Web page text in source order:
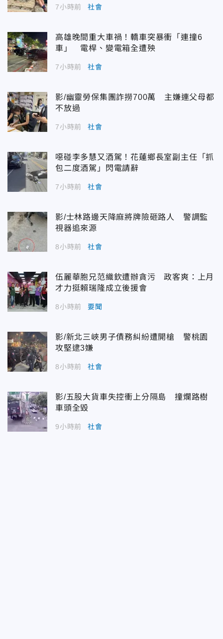
7小時前 社會
高雄晚間重大車禍！轎車突暴衝「連撞6
車」 電桿、變電箱全遭殃
7小時前 社會
影/幽靈勞保集團詐撈700萬 主嫌連父母都
不放過
7小時前 社會
噁碰李多慧又酒駕！花蓮鄉長室副主任「抓
包二度酒駕」閃電請辭
7小時前 社會
影/士林路邊天降麻將牌險砸路人 警調監
視器追來源
8小時前 社會
伍麗華胞兄范織欽遭辦貪污 政客爽：上月
才力挺賴瑞隆成立後援會
8小時前 要聞
影/新北三峽男子債務糾紛遭開槍 警桃園
攻堅逮3嫌
8小時前 社會
影/五股大貨車失控衝上分隔島 撞爛路樹
車頭全毀
9小時前 社會